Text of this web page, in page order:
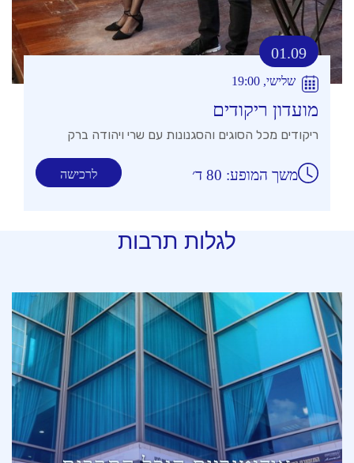
01.09
שלישי, 19:00
מועדון ריקודים
ריקודים מכל הסוגים והסגנונות עם שרי ויהודה ברק
לרכישה משך המופע: 80 ד׳
לגלות תרבות